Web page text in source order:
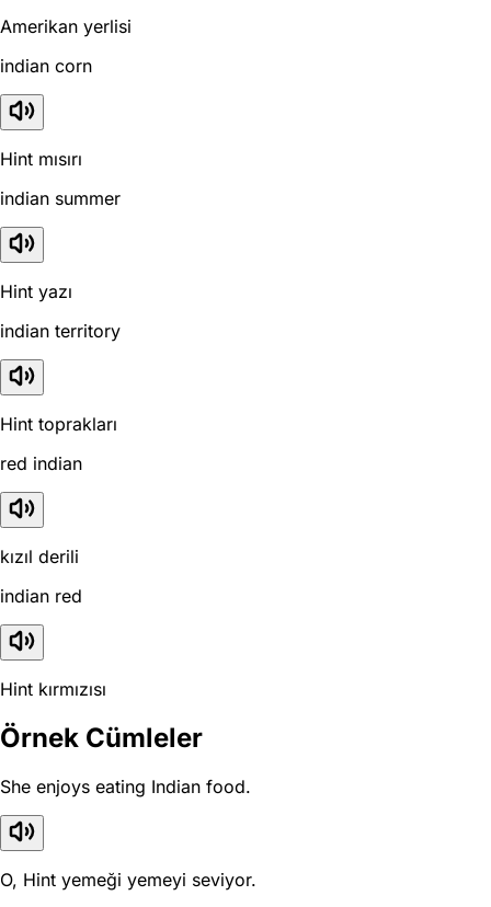
Amerikan yerlisi
indian corn
Hint mısırı
indian summer
Hint yazı
indian territory
Hint toprakları
red indian
kızıl derili
indian red
Hint kırmızısı
Örnek Cümleler
She enjoys eating Indian food.
O, Hint yemeği yemeyi seviyor.